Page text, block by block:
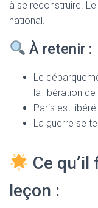
à se reconstruire.
national.
À retenir :
Le
la libération de
Paris est
La guerre se
Ce
leçon :